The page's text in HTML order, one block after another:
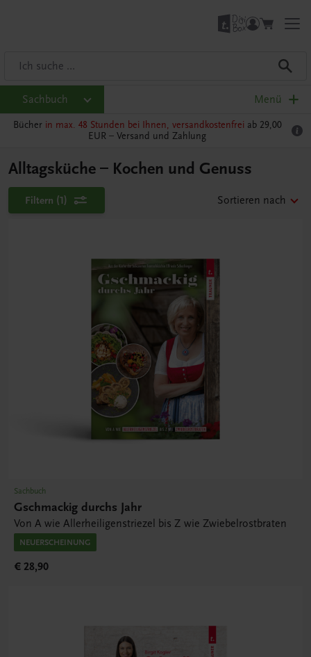
Sachbuch Menü
Bücher in max. 48 Stunden bei Ihnen, versandkostenfrei ab 29,00
EUR – Versand und Zahlung
Alltagsküche – Kochen und Genuss
Filtern (1) Sortieren nach
Sachbuch
Gschmackig durchs Jahr
Von A wie Allerheiligenstriezel bis Z wie Zwiebelrostbraten
NEUERSCHEINUNG
€ 28,90